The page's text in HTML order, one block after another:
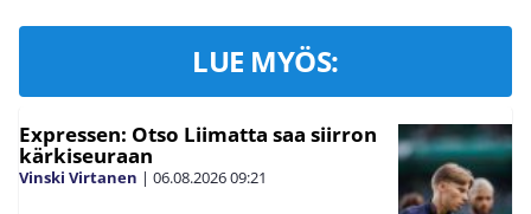
LUE MYÖS:
Expressen: Otso Liimatta saa siirron
kärkiseuraan
Vinski Virtanen | 06.08.202609:21